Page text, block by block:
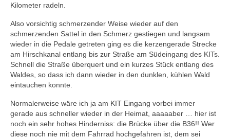
Kilometer radeln.
Also vorsichtig schmerzender Weise wieder auf den
schmerzenden Sattel in den Schmerz gestiegen und langsam
wieder in die Pedale getreten ging es die kerzengerade Strecke
am Hirschkanal entlang bis zur Straße am Südeingang des KITs.
Schnell die Straße überquert und ein kurzes Stück entlang des
Waldes, so dass ich dann wieder in den dunklen, kühlen Wald
eintauchen konnte.
Normalerweise wäre ich ja am KIT Eingang vorbei immer
gerade aus schneller wieder in der Heimat, aaaaaber … hier ist
noch ein sehr hohes Hinderniss: die Brücke über die B36!! Wer
diese noch nie mit dem Fahrrad hochgefahren ist, dem sei